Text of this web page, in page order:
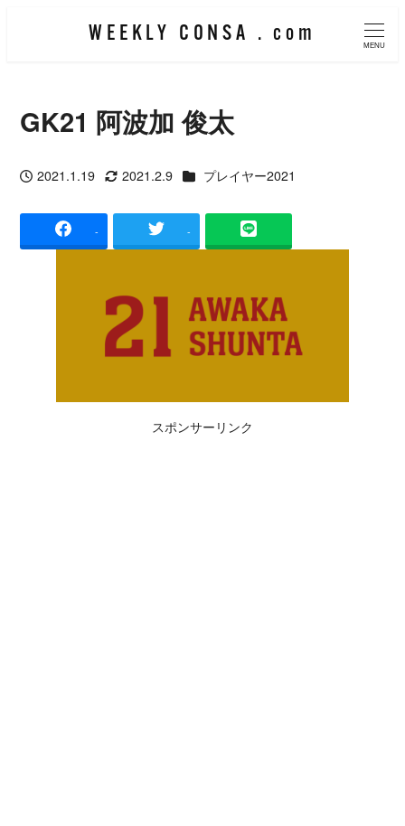
ン
ツ
WEEKLY CONSA . com
MENU
GK21 阿波加 俊太
投稿日
2021.1.19
更新日
2021.2.9 カテゴリー
プレイヤー2021
- -
スポンサーリンク